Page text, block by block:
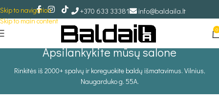
Skip to navigation
Skip to main content
+370 633 33381 info@baldaila.lt
0
Apsilankykite mūsų salone
Rinkitės iš 2000+ spalvų ir koreguokite baldų išmatavimus. Vilnius,
Naugarduko g. 55A.